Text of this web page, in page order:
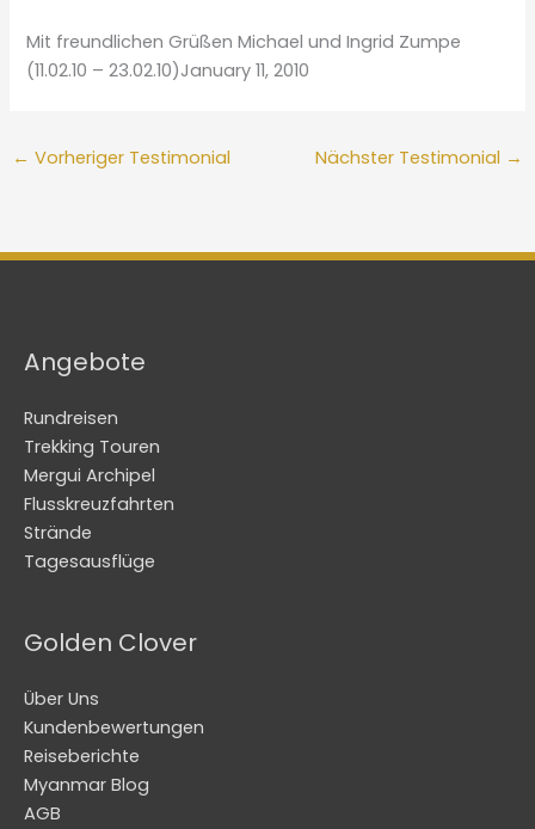
Mit freundlichen Grüßen Michael und Ingrid Zumpe
(11.02.10 – 23.02.10)January 11, 2010
← Vorheriger Testimonial Nächster Testimonial →
Angebote
Rundreisen
Trekking Touren
Mergui Archipel
Flusskreuzfahrten
Strände
Tagesausflüge
Golden Clover
Über Uns
Kundenbewertungen
Reiseberichte
Myanmar Blog
AGB